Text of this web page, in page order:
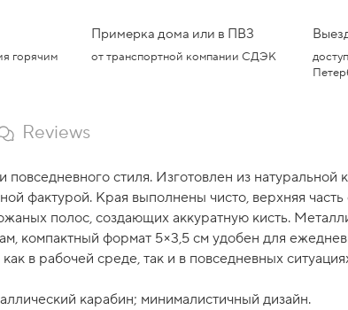
горячим
Примерка дома или в ПВЗ
от транспортной компании СДЭК
Reviews
стиля. Изготовлен из
фактурой. Края выполнены чисто, верхняя
полос, создающих аккуратную кисть.
компактный формат 5×3,5 см удобен для
в рабочей среде, так и в повседневных
карабин; минималистичный дизайн.